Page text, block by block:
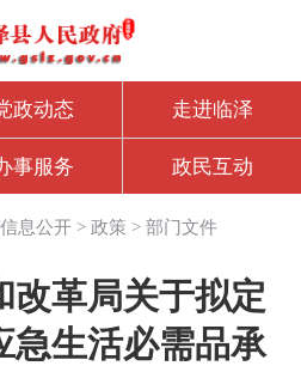
政动态 走进临泽
事服务 政民互动
息公开 >政策 >部门文件
改革局​关于拟定
急生活必需品承